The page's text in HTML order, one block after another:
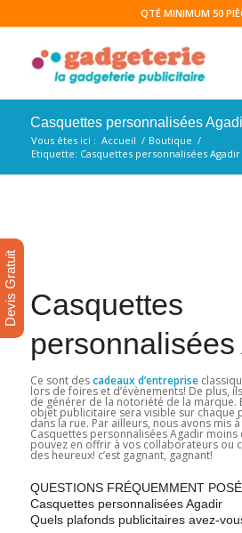
QTÉ MINIMUM 50
Casquettes personnalisées
Vous êtes ici : Accueil / Boutique /
Etiquette: Casquettes personnalisées Agadir
Casquettes
Ce sont descadeaux d’entreprise
lors de foires et d’évènements! De plus,
de générer de la notoriété de la marque.
objet publicitaire sera visible sur chaque
dans la rue. Par ailleurs, nous avons mis
Casquettes personnalisées Agadir moins
pouvez en offrir à vos collaborateurs ou
des heureux! c’est gagnant, gagnant!
QUESTIONS FRÉQUEMMENT
Casquettes personnalisées Agadir
Quels plafonds publicitaires avez-
Devis Gratuit